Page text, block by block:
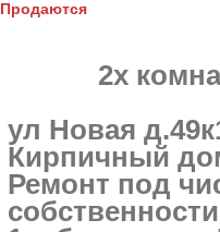
Продаются
2х
ул Новая
Кирпичный
Ремонт под